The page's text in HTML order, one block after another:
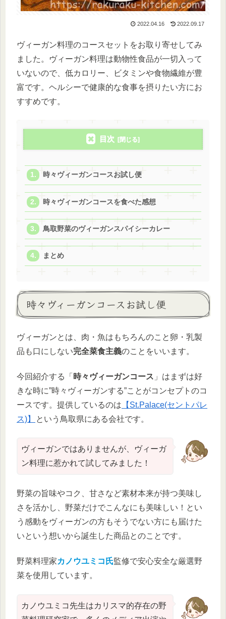
2022.04.16 2022.09.17
ヴィーガン料理のコースセットをお取り寄せしてみ
ました。ヴィーガン料理は動物性食品が一切入って
いないので、低カロリー、ビタミンや食物繊維が豊
富です。ヘルシーで健康的な食事を摂りたい方にお
すすめです。
目次
時々ヴィーガンコースお試し便
時々ヴィーガンコースを食べた感想
鳥取野菜のヴィーガンスパイシーカレー
まとめ
時々ヴィーガンコースお試し便
ヴィーガンとは、肉・魚はもちろんのこと卵・乳製
品も口にしない完全菜食主義のことをいいます。
今回紹介する「 時々ヴィーガンコース 」はまずは好
きな時に”時々ヴィーガンする”ことがコンセプトのコ
ースです。提供しているのは 【St.Palace(セントパレ
ス)】
という鳥取県にある会社です。
ヴィーガンではありませんが、ヴィーガ
ン料理に惹かれて試してみました！
野菜の旨味やコク、甘さなど素材本来が持つ美味し
さを活かし、野菜だけでこんなにも美味しい！とい
う感動をヴィーガンの方もそうでない方にも届けた
いという想いから誕生した商品とのことです。
野菜料理家カノウユミコ氏監修で安心安全な厳選野
菜を使用しています。
カノウユミコ先生はカリスマ的存在の野